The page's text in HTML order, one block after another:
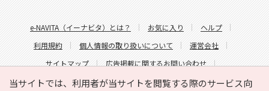
当サイトでは、利用者が当サイトを閲覧する際のサービス向
e-NAVITA（イーナビタ）とは？ お気に入り
ヘルプ
利用規約
個人情報の取り扱いについて
運営会社
サイトマップ
広告掲載に関するお問い合わせ
サイトの内容に関するお問い合わせ